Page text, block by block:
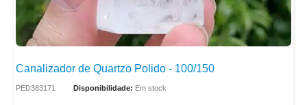
Canalizador de Quartzo Polido - 100/150
PED383171 Disponibilidade: Em stock